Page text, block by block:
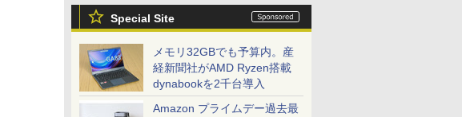
Special Site
メモリ32GBでも予算内。産
経新聞社がAMD Ryzen搭載
dynabookを2千台導入
Amazon プライムデー過去最